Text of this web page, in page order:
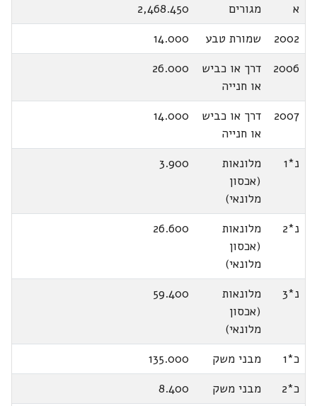
א
מגורים
2,468.450
2002
שמורת טבע
14.000
2006
דרך או כביש
או חנייה
26.000
2007
דרך או כביש
או חנייה
14.000
נ*1
מלונאות
(אכסון
מלונאי)
3.900
נ*2
מלונאות
(אכסון
מלונאי)
26.600
נ*3
מלונאות
(אכסון
מלונאי)
59.400
כ*1 מבני משק
135.000
כ*2
מבני משק 8.400